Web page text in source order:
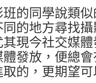
的同學說類
的地方尋找
現今社交媒
發放，便總
的，更期望